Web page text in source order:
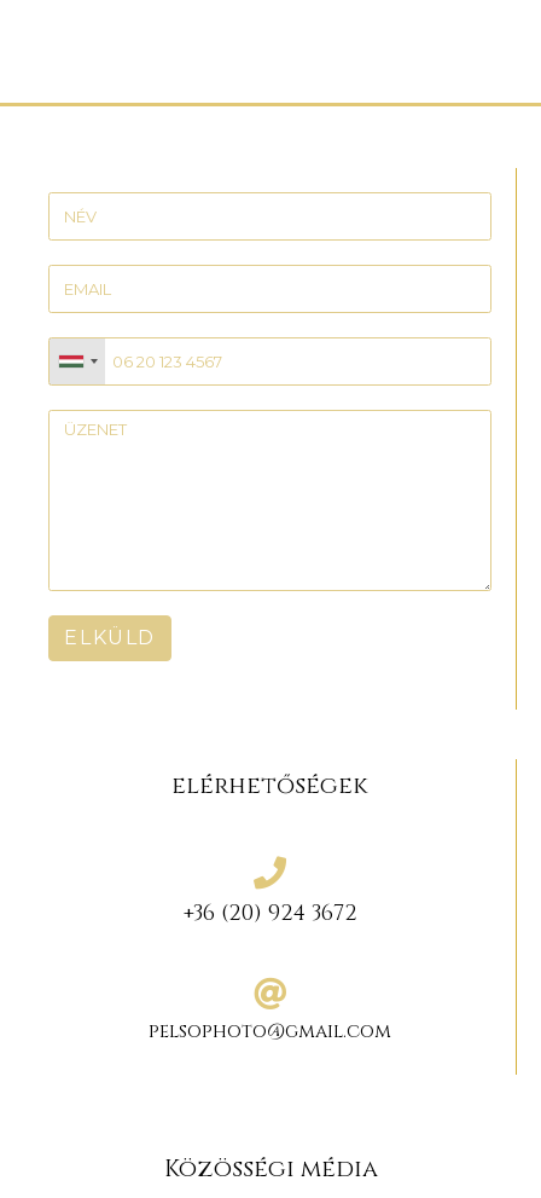
ELKÜLD
elérhetőségek
+36 (20) 924 3672
pelsophoto@gmail.com
Közösségi média